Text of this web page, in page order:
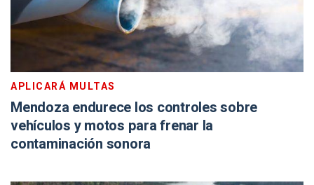
APLICARÁ MULTAS
Mendoza endurece los controles sobre
vehículos y motos para frenar la
contaminación sonora